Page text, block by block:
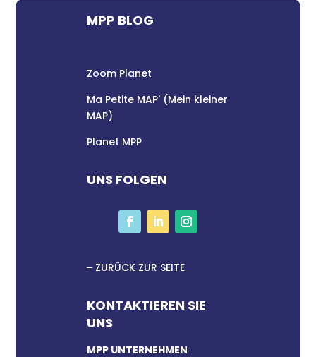
MPP BLOG
Zoom Planet
Ma Petite MAP' (Mein kleiner
MAP)
Planet MPP
UNS FOLGEN
ZURÜCK ZUR SEITE
KONTAKTIEREN SIE
UNS
MPP UNTERNEHMEN